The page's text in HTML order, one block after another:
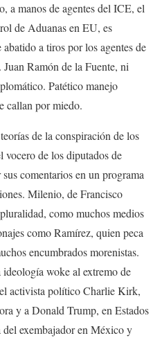
a manos de agentes del ICE, el
de Aduanas en EU, es
a tiros por los agentes de
Ramón de la Fuente, ni
Patético manejo
callan por miedo.
de la conspiración de los
vocero de los diputados de
comentarios en un programa
Milenio, de Francisco
como muchos medios
como Ramírez, quien peca
encumbrados morenistas.
woke al extremo de
activista político Charlie Kirk,
y a Donald Trump, en Estados
exembajador en México y